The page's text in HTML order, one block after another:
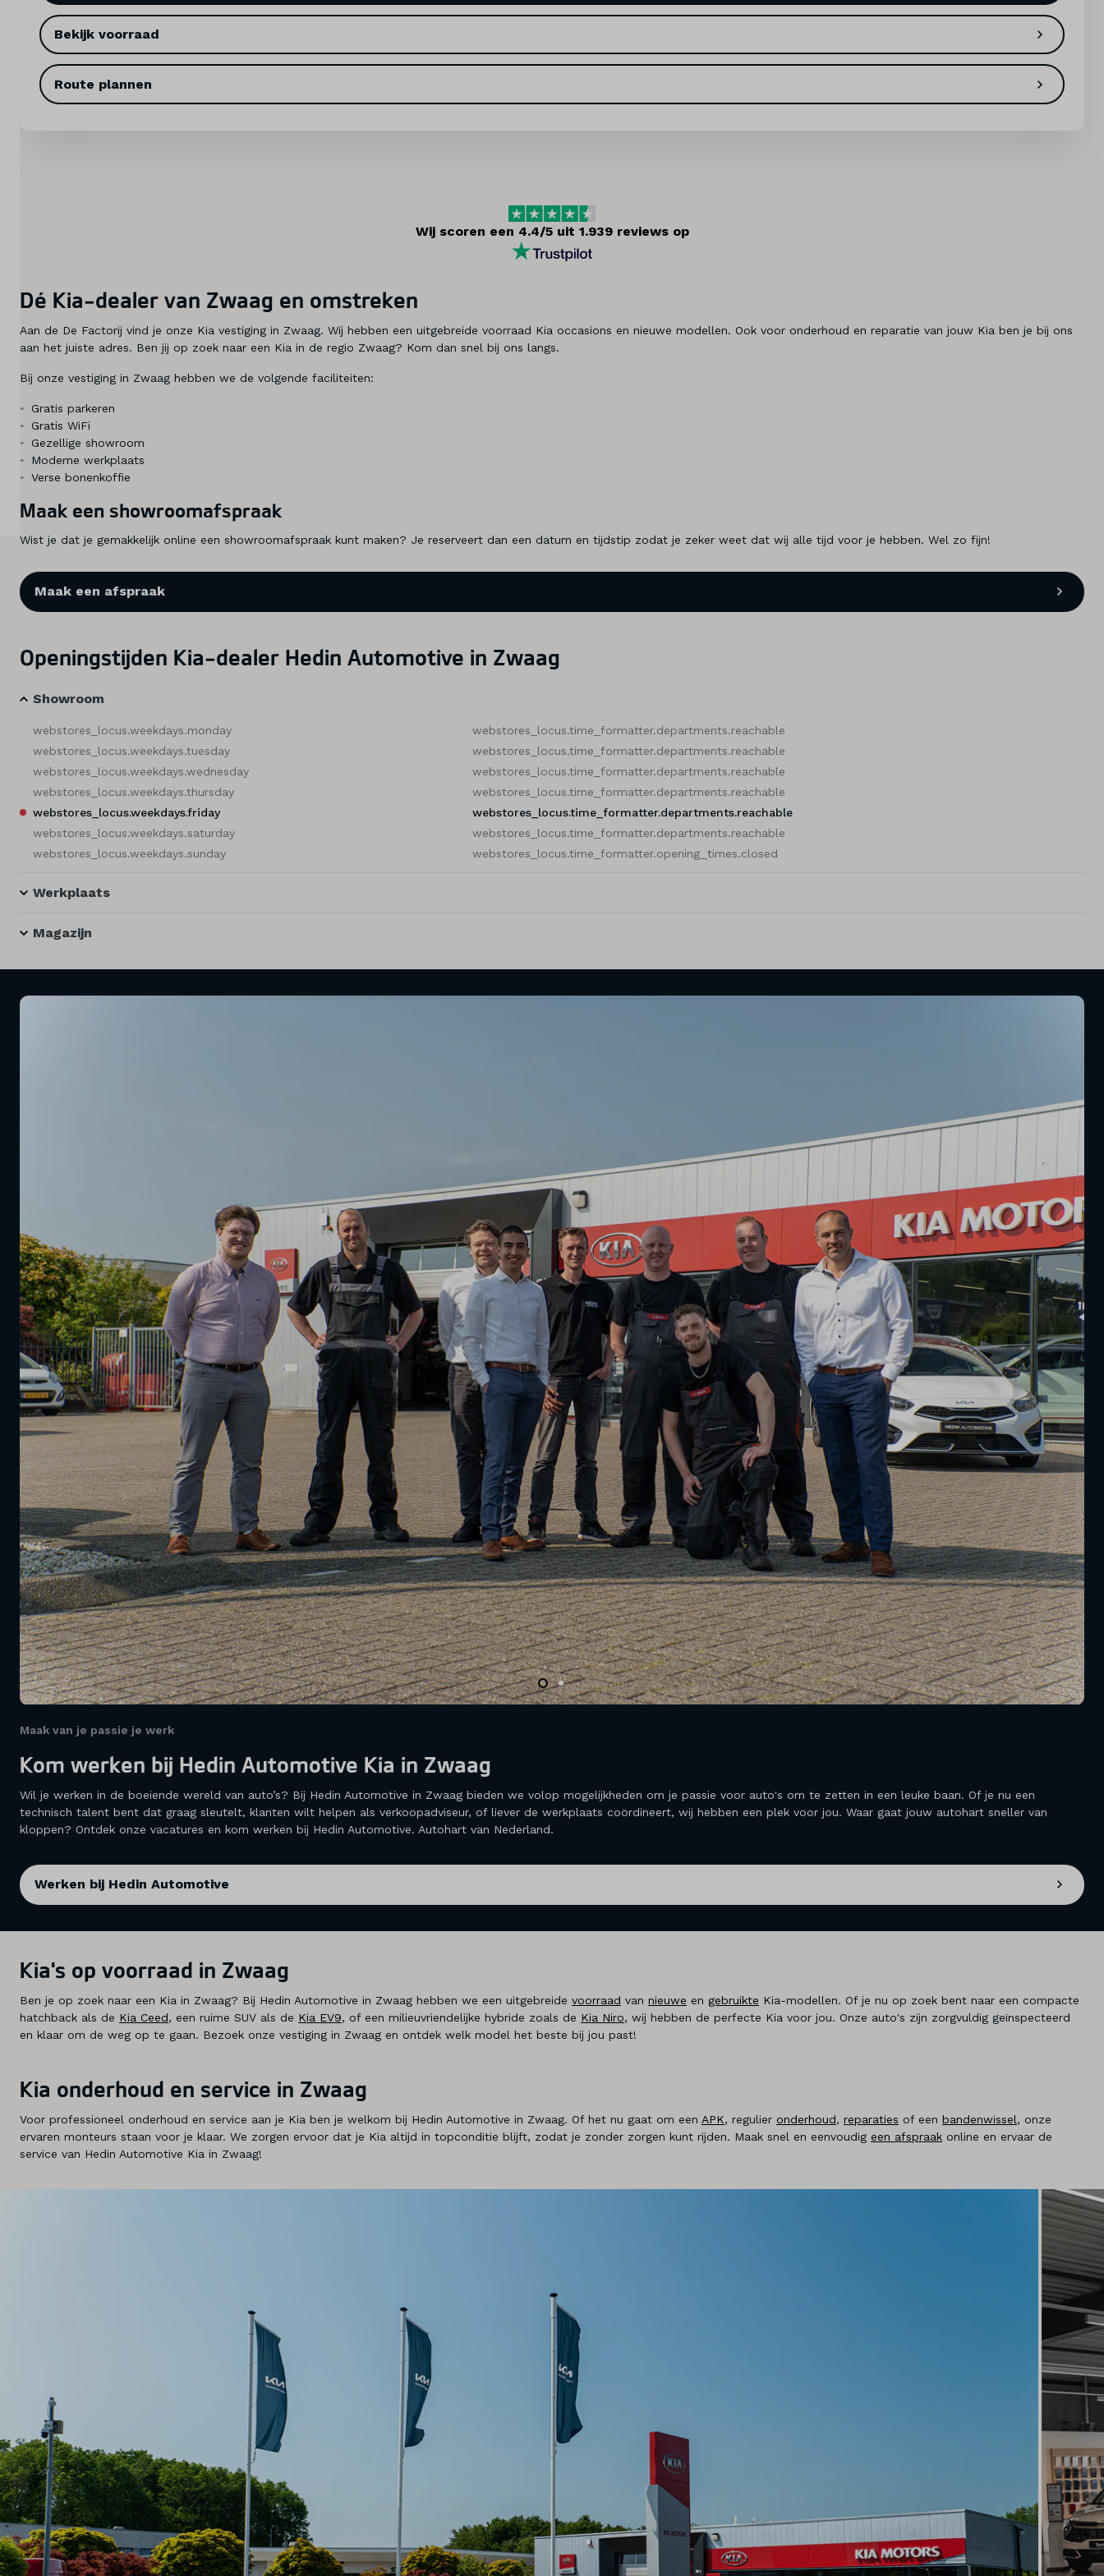
Service & onderhoud
Diensten
Vestigingen
Merken
Diensten
Over ons
Kennis & advies
Land
Taal
Nederlands
Bekijk voorraad
Route plannen
Wij scoren een 4.4/5 uit 1.939 reviews op
Dé Kia-dealer van Zwaag en omstreken
Aan de De Factorij vind je onze Kia vestiging in Zwaag. Wij hebben een uitgebreide voorraad Kia occasions en nieuwe modellen. Ook voor onderhoud en reparatie van jouw Kia ben je bij ons
aan het juiste adres. Ben jij op zoek naar een Kia in de regio Zwaag? Kom dan snel bij ons langs.
Bij onze vestiging in Zwaag hebben we de volgende faciliteiten:
Gratis parkeren
Gratis WiFi
Gezellige showroom
Moderne werkplaats
Verse bonenkoffie
Maak een showroomafspraak
Wist je dat je gemakkelijk online een showroomafspraak kunt maken? Je reserveert dan een datum en tijdstip zodat je zeker weet dat wij alle tijd voor je hebben. Wel zo fijn!
Maak een afspraak
Openingstijden Kia-dealer Hedin Automotive in Zwaag
Showroom
webstores_locus.weekdays.monday
webstores_locus.time_formatter.departments.reachable
webstores_locus.weekdays.tuesday
webstores_locus.time_formatter.departments.reachable
webstores_locus.weekdays.wednesday
webstores_locus.time_formatter.departments.reachable
webstores_locus.weekdays.thursday
webstores_locus.time_formatter.departments.reachable
webstores_locus.weekdays.friday
webstores_locus.time_formatter.departments.reachable
webstores_locus.weekdays.saturday
webstores_locus.time_formatter.departments.reachable
webstores_locus.weekdays.sunday
webstores_locus.time_formatter.opening_times.closed
Werkplaats
Magazijn
Maak van je passie je werk
Kom werken bij Hedin Automotive Kia in Zwaag
Wil je werken in de boeiende wereld van auto’s? Bij Hedin Automotive in Zwaag bieden we volop mogelijkheden om je passie voor auto's om te zetten in een leuke baan. Of je nu een
technisch talent bent dat graag sleutelt, klanten wilt helpen als verkoopadviseur, of liever de werkplaats coördineert, wij hebben een plek voor jou. Waar gaat jouw autohart sneller van
kloppen? Ontdek onze vacatures en kom werken bij Hedin Automotive. Autohart van Nederland.
Werken bij Hedin Automotive
Kia's op voorraad in Zwaag
Ben je op zoek naar een Kia in Zwaag? Bij Hedin Automotive in Zwaag hebben we een uitgebreide voorraad van nieuwe en gebruikte Kia-modellen. Of je nu op zoek bent naar een compacte
hatchback als de Kia Ceed, een ruime SUV als de Kia EV9, of een milieuvriendelijke hybride zoals de Kia Niro, wij hebben de perfecte Kia voor jou. Onze auto's zijn zorgvuldig geïnspecteerd
en klaar om de weg op te gaan. Bezoek onze vestiging in Zwaag en ontdek welk model het beste bij jou past!
Kia onderhoud en service in Zwaag
Voor professioneel onderhoud en service aan je Kia ben je welkom bij Hedin Automotive in Zwaag. Of het nu gaat om een APK, regulier onderhoud, reparaties of een bandenwissel, onze
ervaren monteurs staan voor je klaar. We zorgen ervoor dat je Kia altijd in topconditie blijft, zodat je zonder zorgen kunt rijden. Maak snel en eenvoudig een afspraak online en ervaar de
service van Hedin Automotive Kia in Zwaag!